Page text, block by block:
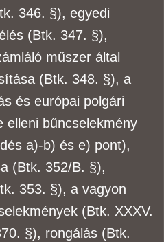
346. §), egyedi
(Btk. 347. §),
műszer által
(Btk. 348. §), a
és európai polgári
elleni bűncselekmény
a)-b) és e) pont),
(Btk. 352/B. §),
353. §), a vagyon
(Btk. XXXV.
§), rongálás (Btk.